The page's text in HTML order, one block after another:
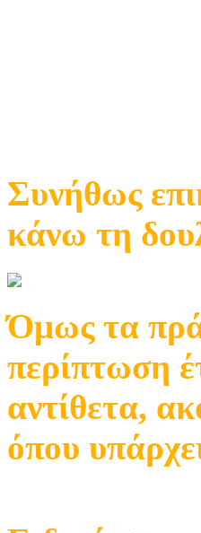
Συνήθως
κάνω τη
Όμως τα
περίπτωση
αντίθετα,
όπου